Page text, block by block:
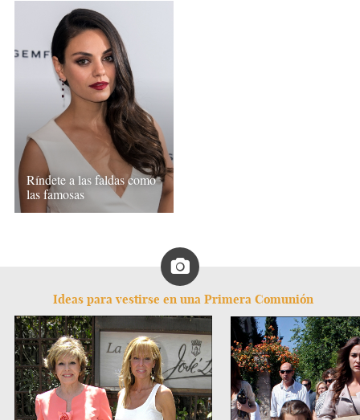
Ríndete a las faldas como
las famosas
Ideas para vestirse en una Primera Comunión